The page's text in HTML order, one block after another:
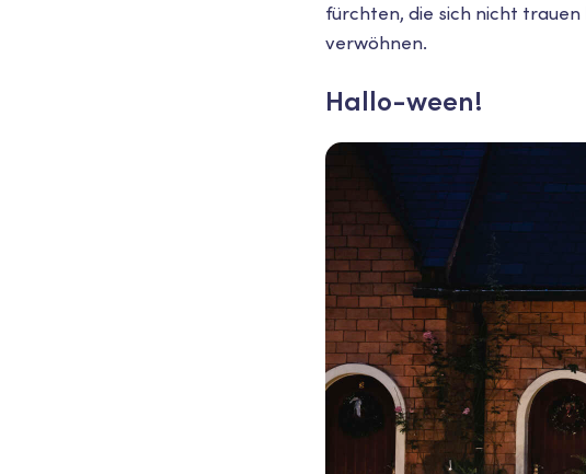
fürchten, die sich nicht trauen
verwöhnen.
Hallo-ween!